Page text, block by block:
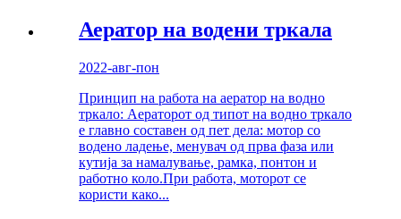
Аератор на водени тркала
2022-авг-пон
Принцип на работа на аератор на водно
тркало: Аераторот од типот на водно тркало
е главно составен од пет дела: мотор со
водено ладење, менувач од прва фаза или
кутија за намалување, рамка, понтон и
работно коло.При работа, моторот се
користи како...